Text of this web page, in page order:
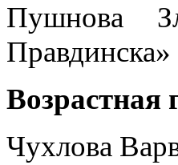
Пушнова
Правдинска»
Возрастная
Чухлова